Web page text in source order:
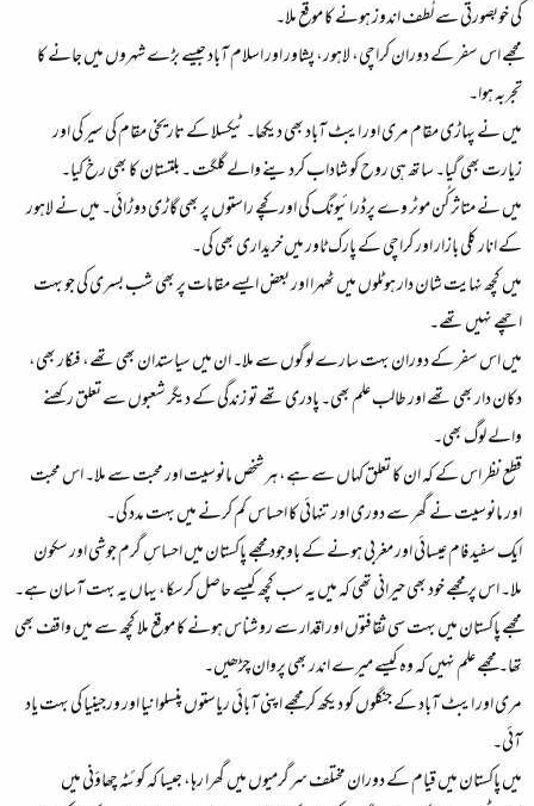
کی خوبصورتی سے لُطف اندوز ہونے کا موقع ملا۔​
مجھے اس سفر کے دوران کراچی، لاہور، پشاور اور اسلام آباد جیسے بڑے شہروں میں جانے کا
تجربہ ہوا۔​
میں نے پہاڑی مقام مری اور ایبٹ آباد بھی دیکھا۔ ٹیکسلا کے تاریخی مقام کی سیر کی اور
زیارت بھی گیا۔ ساتھ ہی روح کو شاداب کردینے والے گلگت ۔ بلتستان کا بھی رخ کیا۔​
میں نے متاثر کُن موٹر وے پرڈرائیونگ کی اور کچے راستوں پر بھی گاڑی دوڑائی۔ میں نے لاہور
کے انار کلی بازار اور کراچی کے پارک ٹاور میں خریداری بھی کی۔​
میں کچھ نہایت شان دار ہوٹلوں میں ٹھہرا اور بعض ایسے مقامات پر بھی شب بسری کی جو بہت
اچھے نہیں تھے۔​
میں اس سفر کے دوران بہت سارے لوگوں سے ملا۔ ان میں سیاستدان بھی تھے، فنکار بھی،
دکان دار بھی تھے اور طالب علم بھی۔ پادری تھے تو زندگی کے دیگر شعبوں سے تعلق رکھنے
والے لوگ بھی۔​
قطع نظر اس کے کہ ان کا تعلق کہاں سے ہے، ہر شخص مانوسیت اور محبت سے ملا۔ اس محبت
اور مانوسیت نے گھر سے دوری اور تنہائی کا احساس کم کرنے میں بہت مدد کی۔​
ایک سفید فام عیسائی اور مغربی ہونے کے باوجود مجھے پاکستان میں احساسِ گرم جوشی اور سکون
ملا۔ اس پر مجھے خود بھی حیرانی تھی کہ میں یہ سب کچھ کیسے حاصل کرسکا، یہاں یہ بہت آسان ہے۔​
مجھے پاکستان میں بہت سی ثقافتوں اور اقدار سے روشناس ہونے کا موقع ملا کچھ سے میں واقف بھی
تھا۔ مجھے علم نہیں کہ وہ کیسے میرے اندر بھی پروان چڑھیں۔​
مری اور ایبٹ آباد کے جنگلوں کو دیکھ کر مجھے اپنی آبائی ریاستوں پنسلوانیا اور ورجینیا کی بہت یاد
آئی۔​
میں پاکستان میں قیام کے دوران مختلف سرگرمیوں میں گھرا رہا، جیسا کہ کوئٹہ چھاؤنی میں